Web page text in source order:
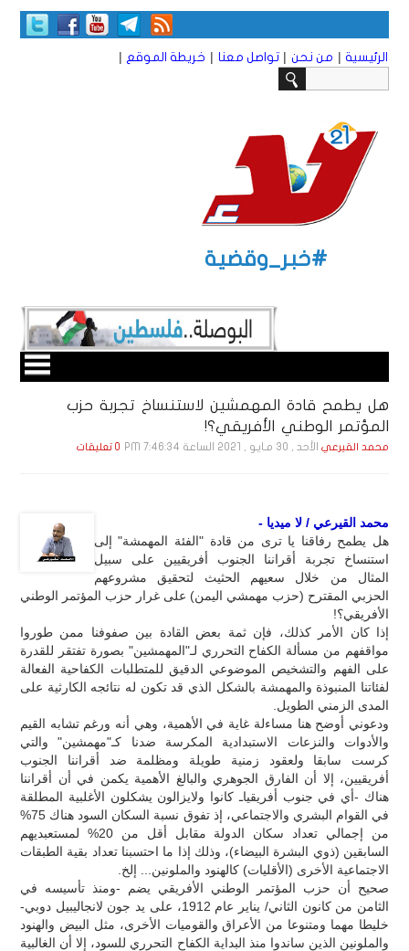
الرئيسية | من نحن | تواصل معنا | خريطة الموقع |
#خبر_وقضية
هل يطمح قادة المهمشين لاستنساخ تجربة حزب
المؤتمر الوطني الأفريقي؟!
محمد القيرعي الأحد , 30 مـايـو , 2021 الساعة 7:46:34 PM 0 تعليقات
محمد القيرعي / لا ميديا -
هل يطمح رفاقنا يا ترى من قادة "الفئة المهمشة" إلى
استنساخ تجربة أقراننا الجنوب أفريقيين على سبيل
المثال من خلال سعيهم الحثيث لتحقيق مشروعهم
الحزبي المقترح (حزب مهمشي اليمن) على غرار حزب المؤتمر الوطني
الأفريقي؟!
إذا كان الأمر كذلك، فإن ثمة بعض القادة بين صفوفنا ممن طوروا
مواقفهم من مسألة الكفاح التحرري لـ"المهمشين" بصورة تفتقر للقدرة
على الفهم والتشخيص الموضوعي الدقيق للمتطلبات الكفاحية الفعالة
لفئاتنا المنبوذة والمهمشة بالشكل الذي قد تكون له نتائجه الكارثية على
المدى الزمني الطويل.
ودعوني أوضح هنا مساءلة غاية في الأهمية، وهي أنه ورغم تشابه القيم
والأدوات والنزعات الاستبدادية المكرسة ضدنا كـ"مهمشين" والتي
كرست سابقا ولعقود زمنية طويلة ومظلمة ضد أقراننا الجنوب
أفريقيين، إلا أن الفارق الجوهري والبالغ الأهمية يكمن في أن أقراننا
هناك -أي في جنوب أفريقياـ كانوا ولايزالون يشكلون الأغلبية المطلقة
في القوام البشري والاجتماعي، إذ تفوق نسبة السكان السود هناك 75%
من إجمالي تعداد سكان الدولة مقابل أقل من 20% لمستعبديهم
السابقين (ذوي البشرة البيضاء)، وذلك إذا ما احتسبنا تعداد بقية الطبقات
الاجتماعية الأخرى (الأقليات) كالهنود والملونين... إلخ.
صحيح أن حزب المؤتمر الوطني الأفريقي يضم -ومنذ تأسيسه في
الثامن من كانون الثاني/ يناير عام 1912، على يد جون لانجاليبيل دوبي-
خليطا مهما ومتنوعا من الأعراق والقوميات الأخرى، مثل البيض والهنود
والملونين الذين ساندوا منذ البداية الكفاح التحرري للسود، إلا أن الغالبية